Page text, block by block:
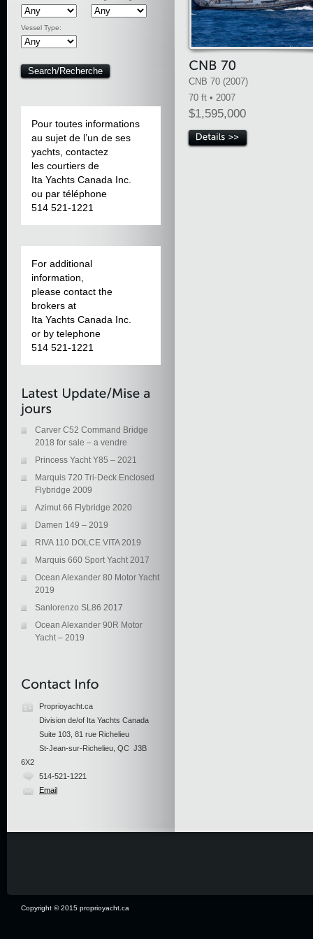
Vessel Type:
Pour toutes informations
au sujet de l’un de ses
yachts, contactez
les courtiers de
Ita Yachts Canada Inc.
ou par téléphone
514 521-1221
For additional
information,
please contact the
brokers at
Ita Yachts Canada Inc.
or by telephone
514 521-1221
Carver C52 Command Bridge
2018 for sale – a vendre
Princess Yacht Y85 – 2021
Marquis 720 Tri-Deck Enclosed
Flybridge 2009
Azimut 66 Flybridge 2020
Damen 149 – 2019
RIVA 110 DOLCE VITA 2019
Marquis 660 Sport Yacht 2017
Ocean Alexander 80 Motor Yacht
2019
Sanlorenzo SL86 2017
Ocean Alexander 90R Motor
Yacht – 2019
Proprioyacht.ca
Division de/of Ita Yachts Canada
Suite 103, 81 rue Richelieu
St-Jean-sur-Richelieu, QC J3B
6X2
514-521-1221
Email
CNB 70 (2007)
70 ft • 2007
$1,595,000
Copyright © 2015 proprioyacht.ca